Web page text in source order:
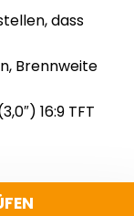
dass
Brennweite
16:9 TFT